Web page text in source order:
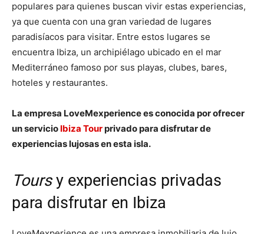
populares para quienes buscan vivir estas experiencias,
ya que cuenta con una gran variedad de lugares
paradisíacos para visitar. Entre estos lugares se
encuentra Ibiza, un archipiélago ubicado en el mar
Mediterráneo famoso por sus playas, clubes, bares,
hoteles y restaurantes.
La empresa LoveMexperience es conocida por ofrecer
un servicio Ibiza Tourprivado para disfrutar de
experiencias lujosas en esta isla.
Toursy experiencias privadas
para disfrutar en Ibiza